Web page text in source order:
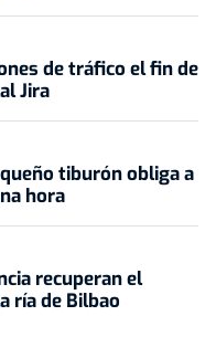
de tráfico el fin de
Jira
tiburón obliga a
hora
recuperan el
ría de Bilbao